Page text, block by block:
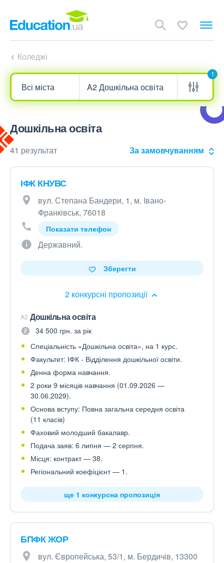
Коледжі
1
Дошкільна освіта
41 результат За замовчуванням
ІФК КНУВС
вул. Степана Бандери, 1, м. Івано-
Франківськ, 76018
Показати телефон
Державний.
2 конкурсні пропозиції
Зберегти
A2 Дошкільна освіта
34 500 грн. за рік
Спеціальність «Дошкільна освіта», на 1 курс.
Факультет: ІФК - Відділення дошкільної освіти.
Денна форма навчання.
2 роки 9 місяців навчання (01.09.2026 —
30.06.2029).
Основа вступу: Повна загальна середня освіта
(11 класів)
Фаховий молодший бакалавр.
Подача заяв: 6 липня — 2 серпня.
Місця: контракт — 38.
Регіональний коефіцієнт — 1.
ще 1 конкурсна пропозиція
БПФК ЖОР
вул. Європейська, 53/1, м. Бердичів, 13300